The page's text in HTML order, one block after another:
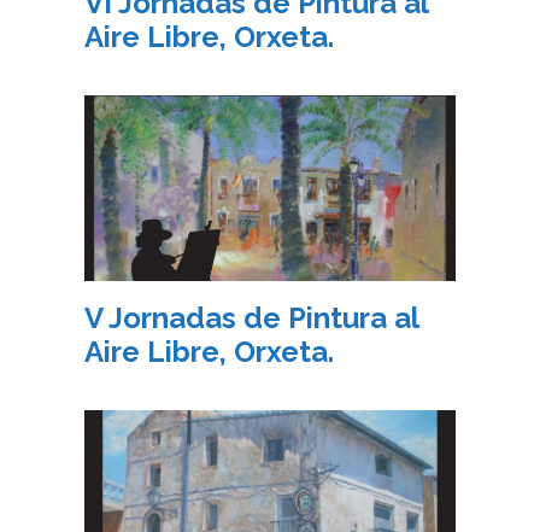
Aire Libre, Orxeta.
V Jornadas de Pintura al
Aire Libre, Orxeta.